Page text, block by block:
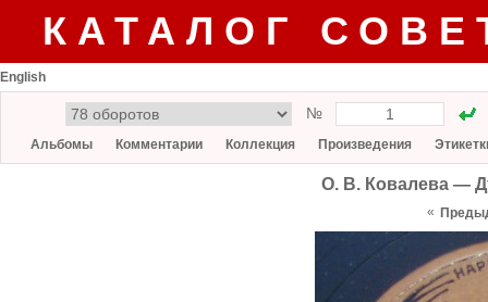
КАТАЛОГ
English
№
Альбомы Комментарии Коллекция Произведения
О. В. Ковалева —
«